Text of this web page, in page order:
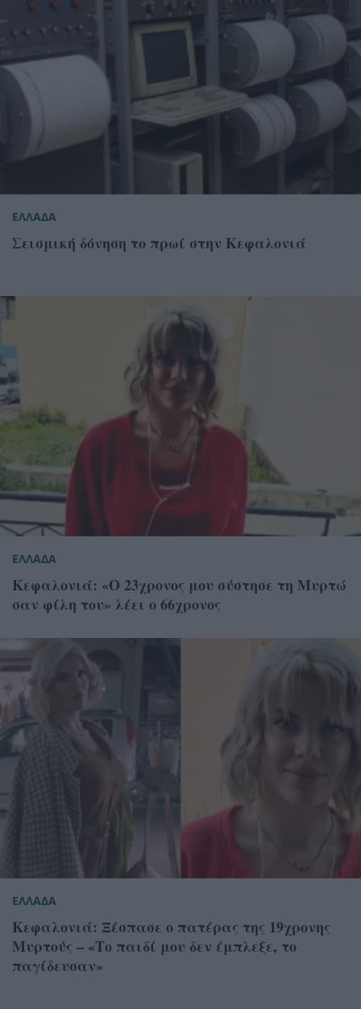
ΕΛΛΑΔΑ
Σεισμική δόνηση το πρωί στην Κεφαλονιά
ΕΛΛΑΔΑ
Κεφαλονιά: «Ο 23χρονος μου σύστησε τη Μυρτώ
σαν φίλη του» λέει ο 66χρονος
ΕΛΛΑΔΑ
Κεφαλονιά: Ξέσπασε ο πατέρας της 19χρονης
Μυρτούς – «Το παιδί μου δεν έμπλεξε, το
παγίδευσαν»